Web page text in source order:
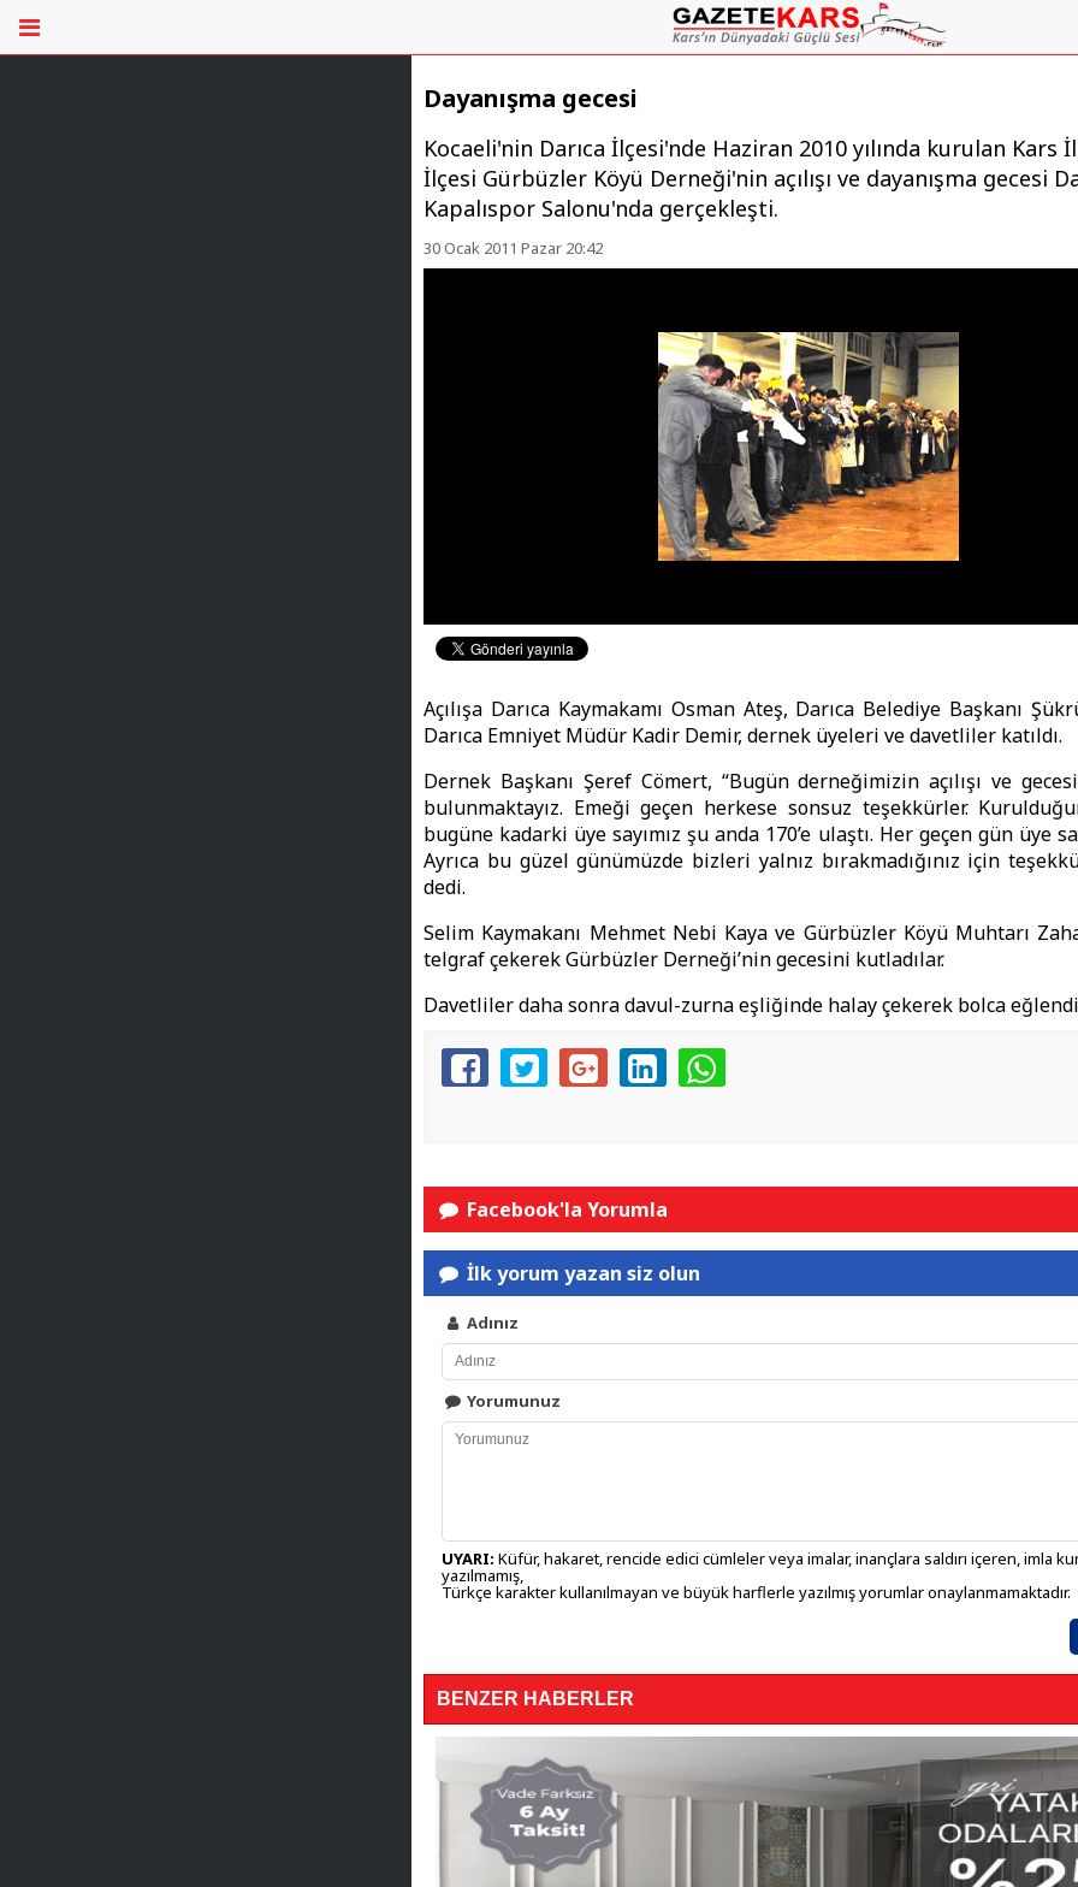
Dayanışma gecesi
Kocaeli'nin Darıca İlçesi'nde Haziran 2010 yılında kurulan Kars
İlçesi Gürbüzler Köyü Derneği'nin açılışı ve dayanışma gecesi
Kapalıspor Salonu'nda gerçekleşti.
30 Ocak 2011 Pazar 20:42
Açılışa Darıca Kaymakamı Osman Ateş, Darıca Belediye Başkanı
Darıca Emniyet Müdür Kadir Demir, dernek üyeleri ve davetliler katıldı.
Dernek Başkanı Şeref Cömert, “Bugün derneğimizin açılışı ve
bulunmaktayız. Emeği geçen herkese sonsuz teşekkürler.
bugüne kadarki üye sayımız şu anda 170’e ulaştı. Her geçen gün üye
Ayrıca bu güzel günümüzde bizleri yalnız bırakmadığınız için
dedi.
Selim Kaymakanı Mehmet Nebi Kaya ve Gürbüzler Köyü Muhtarı
telgraf çekerek Gürbüzler Derneği’nin gecesini kutladılar.
Davetliler daha sonra davul-zurna eşliğinde halay çekerek bolca
Facebook'la Yorumla
İlk yorum yazan siz olun
Adınız
Yorumunuz
UYARI: Küfür, hakaret, rencide edici cümleler veya imalar, inançlara saldırı içeren, imla
yazılmamış,
Türkçe karakter kullanılmayan ve büyük harflerle yazılmış yorumlar onaylanmamaktadır.
BENZER HABERLER